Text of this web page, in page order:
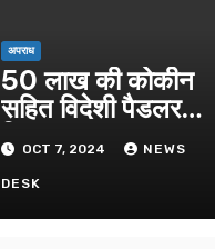
अपराध
50 लाख की कोकीन
सहित विदेशी पैडलर
गिफ्तार
OCT 7, 2024 NEWS
DESK